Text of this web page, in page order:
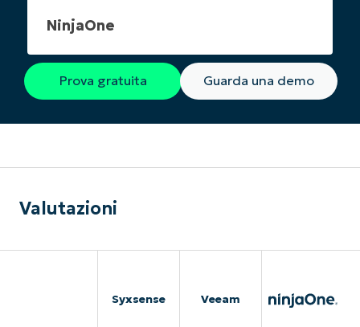
NinjaOne
Prova gratuita Guarda una demo
Valutazioni
Syxsense Veeam